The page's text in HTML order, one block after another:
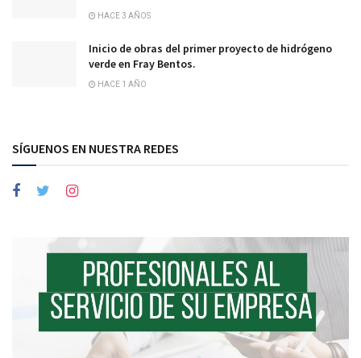
HACE 3 AÑOS
Inicio de obras del primer proyecto de hidrógeno
verde en Fray Bentos.
HACE 1 AÑO
SÍGUENOS EN NUESTRA REDES